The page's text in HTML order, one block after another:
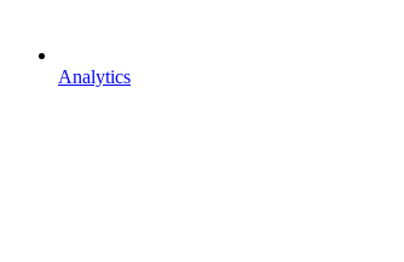
Analytics